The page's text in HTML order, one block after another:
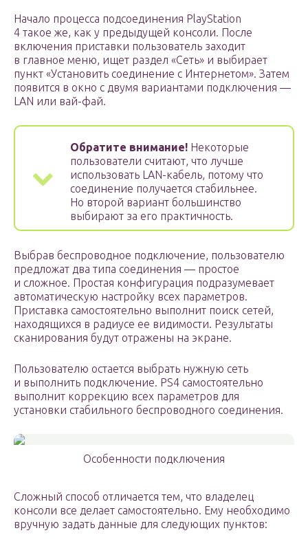
Начало процесса подсоединения PlayStation
4 такое же, как у предыдущей консоли. После
включения приставки пользователь заходит
в главное меню, ищет раздел «Сеть» и выбирает
пункт «Установить соединение с Интернетом». Затем
появится в окно с двумя вариантами подключения —
LAN или вай-фай.
Обратите внимание! Некоторые
пользователи считают, что лучше
использовать LAN-кабель, потому что
соединение получается стабильнее.
Но второй вариант большинство
выбирают за его практичность.
Выбрав беспроводное подключение, пользователю
предложат два типа соединения — простое
и сложное. Простая конфигурация подразумевает
автоматическую настройку всех параметров.
Приставка самостоятельно выполнит поиск сетей,
находящихся в радиусе ее видимости. Результаты
сканирования будут отражены на экране.
Пользователю остается выбрать нужную сеть
и выполнить подключение. PS4 самостоятельно
выполнит коррекцию всех параметров для
установки стабильного беспроводного соединения.
Особенности подключения
Сложный способ отличается тем, что владелец
консоли все делает самостоятельно. Ему необходимо
вручную задать данные для следующих пунктов: